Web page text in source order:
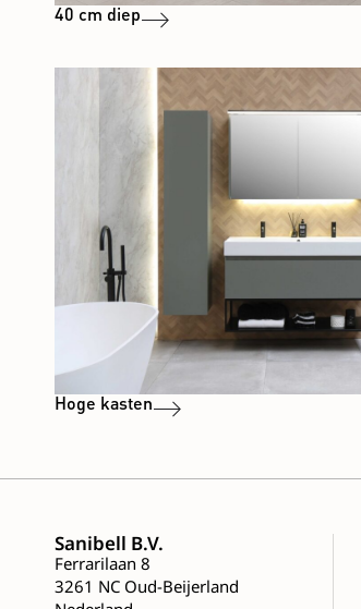
40 cm diep
Hoge kasten
Sanibell B.V.
Ferrarilaan 8
3261 NC Oud-Beijerland